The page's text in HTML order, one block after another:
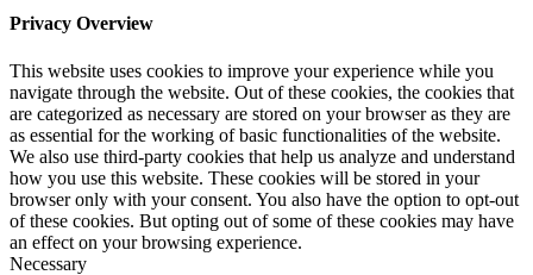
Privacy Overview
This website uses cookies to improve your experience while you
navigate through the website. Out of these cookies, the cookies that
are categorized as necessary are stored on your browser as they are
as essential for the working of basic functionalities of the website.
We also use third-party cookies that help us analyze and understand
how you use this website. These cookies will be stored in your
browser only with your consent. You also have the option to opt-out
of these cookies. But opting out of some of these cookies may have
an effect on your browsing experience.
Necessary